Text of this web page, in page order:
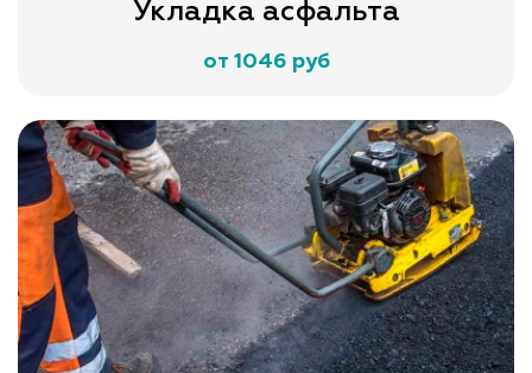
Укладка асфальта
от 1046 руб